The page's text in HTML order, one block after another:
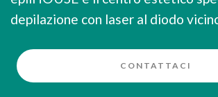
depilazione con laser al diodo
CONTATTACI